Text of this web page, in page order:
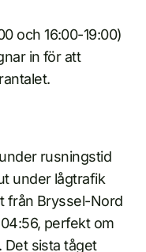
och 16:00-19:00)
in för att
rusningstid
under lågtrafik
från Bryssel-Nord
perfekt om
sista tåget